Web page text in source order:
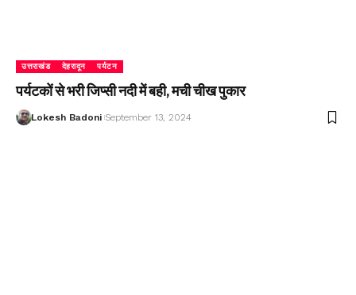
उत्तराखंड देहरादून पर्यटन
पर्यटकों से भरी जिप्सी नदी में बही, मची चीख पुकार
Lokesh Badoni September 13, 2024